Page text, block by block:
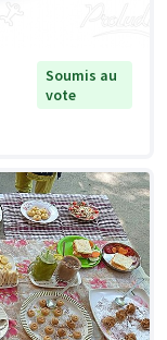
Soumis au
vote